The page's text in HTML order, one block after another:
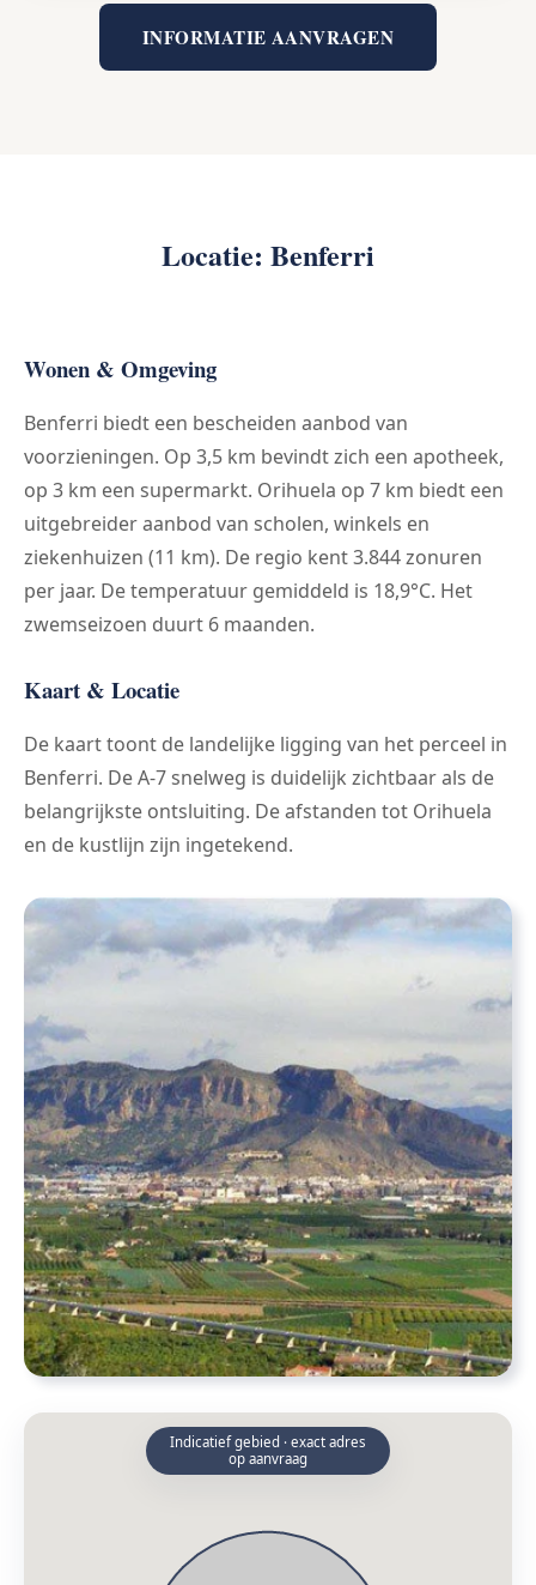
INFORMATIE AANVRAGEN
Locatie: Benferri
Wonen & Omgeving
Benferri biedt een bescheiden aanbod van
voorzieningen. Op 3,5 km bevindt zich een apotheek,
op 3 km een supermarkt. Orihuela op 7 km biedt een
uitgebreider aanbod van scholen, winkels en
ziekenhuizen (11 km). De regio kent 3.844 zonuren
per jaar. De temperatuur gemiddeld is 18,9°C. Het
zwemseizoen duurt 6 maanden.
Kaart & Locatie
De kaart toont de landelijke ligging van het perceel in
Benferri. De A-7 snelweg is duidelijk zichtbaar als de
belangrijkste ontsluiting. De afstanden tot Orihuela
en de kustlijn zijn ingetekend.
Indicatief gebied · exact adres
op aanvraag